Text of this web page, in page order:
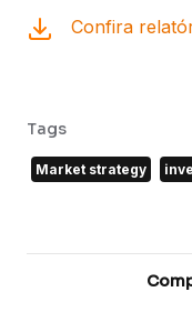
Confira
Tags
Market strategy